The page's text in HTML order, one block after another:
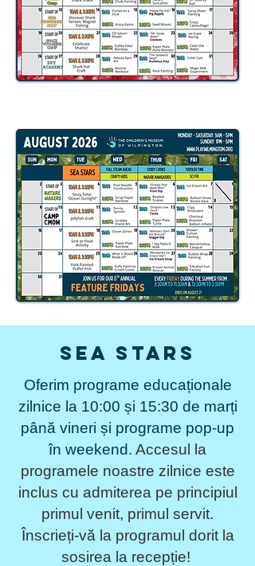
Sea Stars
Oferim programe educaționale
zilnice la 10:00 și 15:30 de marți
până vineri și programe pop-up
în weekend. Accesul la
programele noastre zilnice este
inclus cu admiterea pe principiul
primul venit, primul servit.
Înscrieți-vă la programul dorit la
sosirea la recepție!